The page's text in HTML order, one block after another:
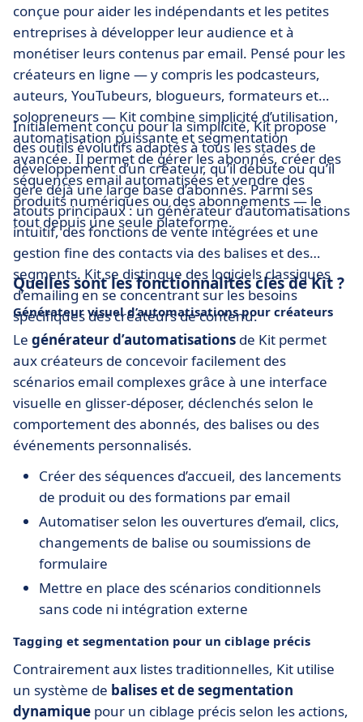
conçue pour aider les indépendants et les petites
entreprises à développer leur audience et à
monétiser leurs contenus par email. Pensé pour les
créateurs en ligne — y compris les podcasteurs,
auteurs, YouTubeurs, blogueurs, formateurs et
solopreneurs — Kit combine simplicité d’utilisation,
automatisation puissante et segmentation
avancée. Il permet de gérer les abonnés, créer des
séquences email automatisées et vendre des
produits numériques ou des abonnements — le
tout depuis une seule plateforme.
Initialement conçu pour la simplicité, Kit propose
des outils évolutifs adaptés à tous les stades de
développement d’un créateur, qu’il débute ou qu’il
gère déjà une large base d’abonnés. Parmi ses
atouts principaux : un générateur d’automatisations
intuitif, des fonctions de vente intégrées et une
gestion fine des contacts via des balises et des
segments. Kit se distingue des logiciels classiques
d’emailing en se concentrant sur les besoins
spécifiques des créateurs de contenu.
Quelles sont les fonctionnalités clés de Kit ?
Générateur visuel d’automatisations pour créateurs
Le générateur d’automatisations de Kit permet
aux créateurs de concevoir facilement des
scénarios email complexes grâce à une interface
visuelle en glisser-déposer, déclenchés selon le
comportement des abonnés, des balises ou des
événements personnalisés.
Créer des séquences d’accueil, des lancements
de produit ou des formations par email
Automatiser selon les ouvertures d’email, clics,
changements de balise ou soumissions de
formulaire
Mettre en place des scénarios conditionnels
sans code ni intégration externe
Tagging et segmentation pour un ciblage précis
Contrairement aux listes traditionnelles, Kit utilise
un système de balises et de segmentation
dynamique pour un ciblage précis selon les actions,